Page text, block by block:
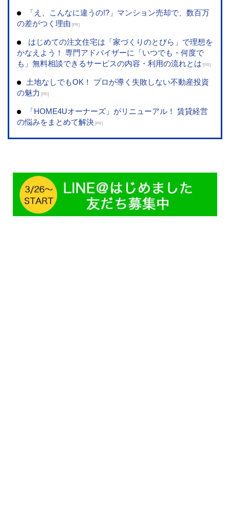
「え、こんなに違うの!?」マンション売却で、数百万
の差がつく理由
[PR]
はじめての注文住宅は「家づくりのとびら」で理想を
かなえよう！ 専門アドバイザーに「いつでも・何度で
も」無料相談できるサービスの内容・利用の流れとは
[PR]
土地なしでもOK！ プロが導く失敗しない不動産投資
の魅力
[PR]
「HOME4Uオーナーズ」がリニューアル！ 賃貸経営
の悩みをまとめて解決 [PR]